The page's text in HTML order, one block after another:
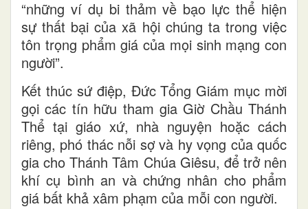
“những ví dụ bi thảm về bạo lực thể hiện
sự thất bại của xã hội chúng ta trong việc
tôn trọng phẩm giá của mọi sinh mạng con
người”.
Kết thúc sứ điệp, Đức Tổng Giám mục mời
gọi các tín hữu tham gia Giờ Chầu Thánh
Thể tại giáo xứ, nhà nguyện hoặc cách
riêng, phó thác nỗi sợ và hy vọng của quốc
gia cho Thánh Tâm Chúa Giêsu, để trở nên
khí cụ bình an và chứng nhân cho phẩm
giá bất khả xâm phạm của mỗi con người.